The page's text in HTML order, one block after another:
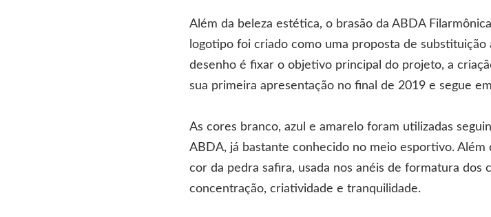
Além da beleza estética, o brasão da ABDA
logotipo foi criado como uma proposta de
desenho é fixar o objetivo principal do projeto, a
sua primeira apresentação no final de 2019 e segue
As cores branco, azul e amarelo foram utilizadas
ABDA, já bastante conhecido no meio esportivo.
cor da pedra safira, usada nos anéis de formatura dos
concentração, criatividade e tranquilidade.